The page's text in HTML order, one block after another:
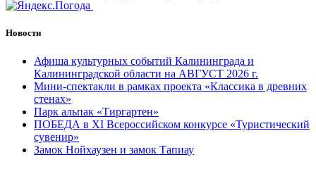
Новости
Афиша культурных событий Калининграда и
Калининградской области на АВГУСТ 2026 г.
Мини-спектакли в рамках проекта «Классика в древних
стенах»
Парк альпак «Тиргартен»
ПОБЕДА в XI Всероссийском конкурсе «Туристический
сувенир»
Замок Нойхаузен и замок Тапиау